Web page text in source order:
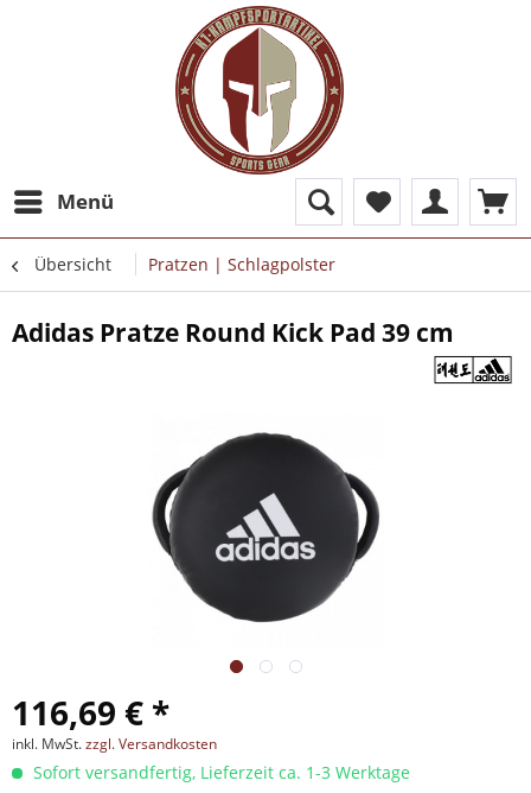
Menü
Übersicht Pratzen | Schlagpolster
Adidas Pratze Round Kick Pad 39 cm
116,69 € *
inkl. MwSt.zzgl. Versandkosten
Sofort versandfertig, Lieferzeit ca. 1-3 Werktage